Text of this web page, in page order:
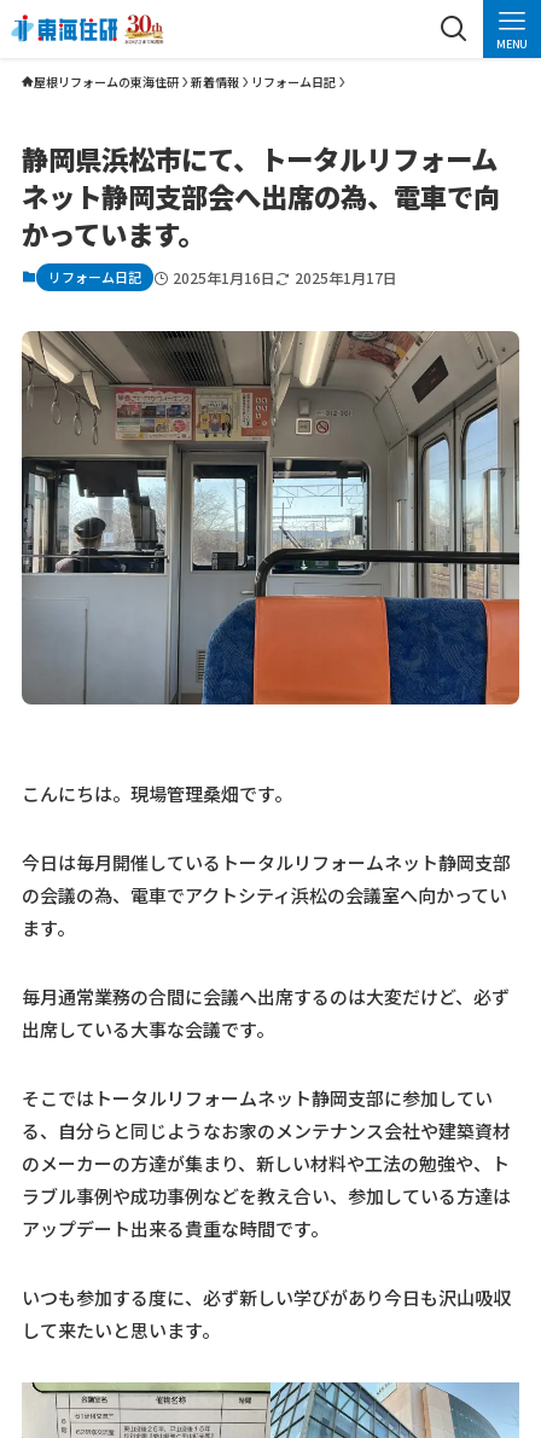
MENU
屋根リフォームの東海住研 新着情報 リフォーム日記
静岡県浜松市にて、トータルリフォーム
ネット静岡支部会へ出席の為、電車で向
かっています。
リフォーム日記 2025年1月16日 2025年1月17日
こんにちは。現場管理桑畑です。
今日は毎月開催しているトータルリフォームネット静岡支部
の会議の為、電車でアクトシティ浜松の会議室へ向かってい
ます。
毎月通常業務の合間に会議へ出席するのは大変だけど、必ず
出席している大事な会議です。
そこではトータルリフォームネット静岡支部に参加してい
る、自分らと同じようなお家のメンテナンス会社や建築資材
のメーカーの方達が集まり、新しい材料や工法の勉強や、ト
ラブル事例や成功事例などを教え合い、参加している方達は
アップデート出来る貴重な時間です。
いつも参加する度に、必ず新しい学びがあり今日も沢山吸収
して来たいと思います。